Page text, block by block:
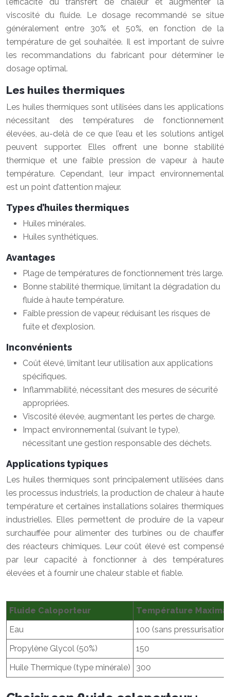
viscosité du fluide. Le dosage recommandé se situe
généralement entre 30% et 50%, en fonction de la
température de gel souhaitée. Il est important de suivre
les recommandations du fabricant pour déterminer le
dosage optimal.
Les huiles thermiques
Les huiles thermiques sont utilisées dans les applications
nécessitant des températures de fonctionnement
élevées, au-delà de ce que l’eau et les solutions antigel
peuvent supporter. Elles offrent une bonne stabilité
thermique et une faible pression de vapeur à haute
température. Cependant, leur impact environnemental
est un point d’attention majeur.
Types d’huiles thermiques
Huiles minérales.
Huiles synthétiques.
Avantages
Plage de températures de fonctionnement très large.
Bonne stabilité thermique, limitant la dégradation du
fluide à haute température.
Faible pression de vapeur, réduisant les risques de
fuite et d’explosion.
Inconvénients
Coût élevé, limitant leur utilisation aux applications
spécifiques.
Inflammabilité, nécessitant des mesures de sécurité
appropriées.
Viscosité élevée, augmentant les pertes de charge.
Impact environnemental (suivant le type),
nécessitant une gestion responsable des déchets.
Applications typiques
Les huiles thermiques sont principalement utilisées dans
les processus industriels, la production de chaleur à haute
température et certaines installations solaires thermiques
industrielles. Elles permettent de produire de la vapeur
surchauffée pour alimenter des turbines ou de chauffer
des réacteurs chimiques. Leur coût élevé est compensé
par leur capacité à fonctionner à des températures
élevées et à fournir une chaleur stable et fiable.
Fluide Caloporteur
Température
Eau
100 (sans pressurisation)
Propylène Glycol (50%)
150
Huile Thermique (type minérale)
300